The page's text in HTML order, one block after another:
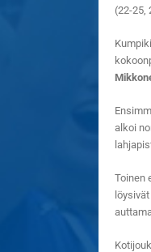
(22-25,
alkoi
Toinen